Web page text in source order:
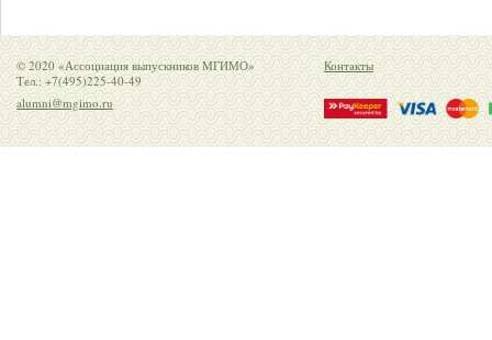
© 2020 «Ассоциация выпускников МГИМО»
Тел.: +7(495)225-40-49
alumni@mgimo.ru
Контакты